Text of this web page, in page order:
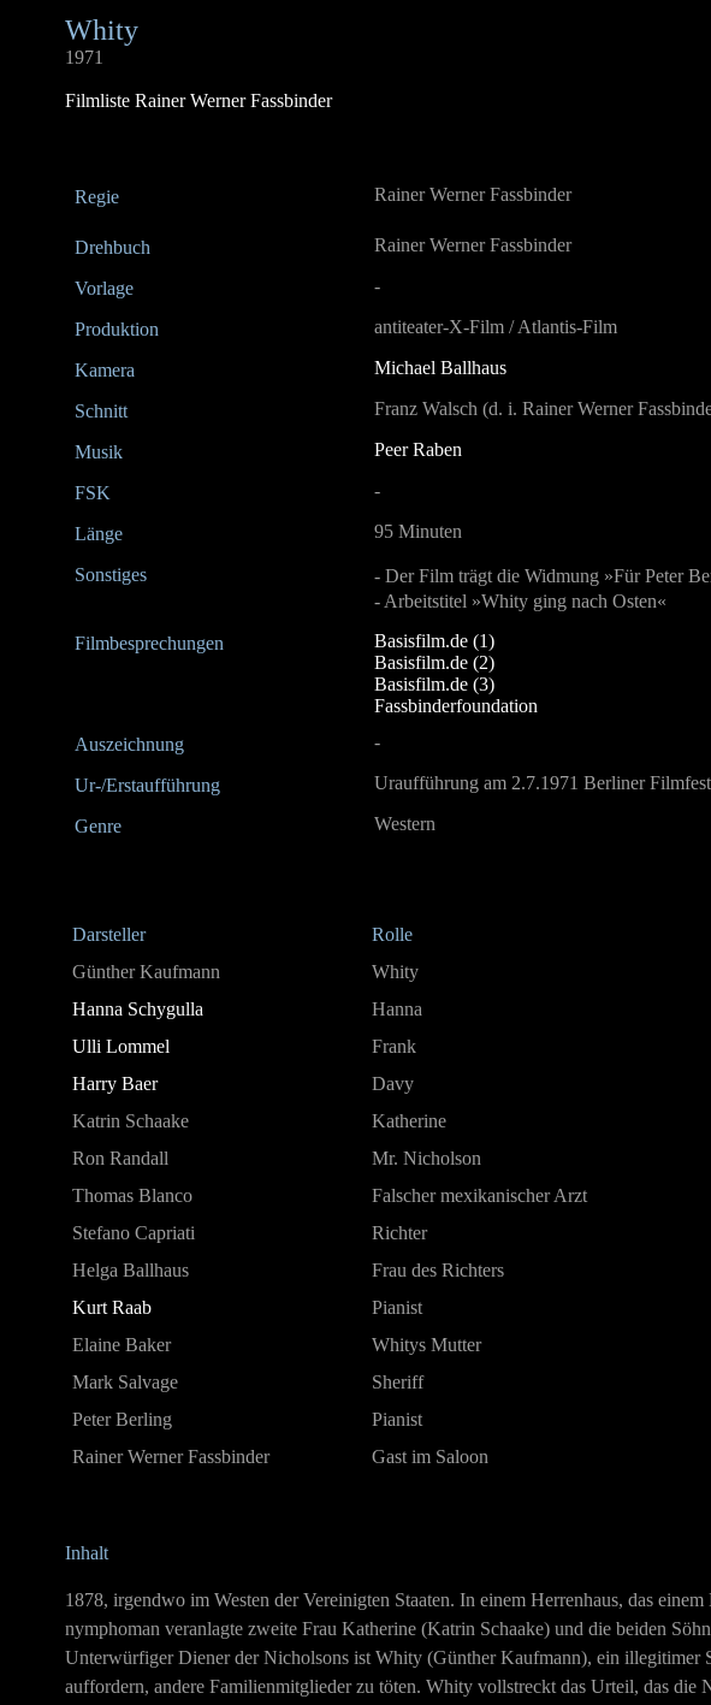
Whity
1971
Filmliste Rainer Werner Fassbinder
Regie Rainer Werner Fassbinder
Drehbuch Rainer Werner Fassbinder
Vorlage -
Produktion antiteater-X-Film / Atlantis-Film
Kamera Michael Ballhaus
Schnitt Franz Walsch (d. i. Rainer Werner
Musik Peer Raben
FSK -
Länge 95 Minuten
Sonstiges
- Der Film trägt die Widmung »Für Peter
- Arbeitstitel »Whity ging nach Osten«
Filmbesprechungen
Basisfilm.de (1)
Basisfilm.de (2)
Basisfilm.de (3)
Fassbinderfoundation
Auszeichnung
-
Ur-/Erstaufführung Uraufführung am 2.7.1971 Berliner
Genre Western
Darsteller
Rolle
Günther Kaufmann
Whity
Hanna Schygulla
Hanna
Ulli Lommel
Frank
Harry Baer
Davy
Katrin Schaake
Katherine
Ron Randall
Mr. Nicholson
Thomas Blanco
Falscher mexikanischer Arzt
Stefano Capriati
Richter
Helga Ballhaus
Frau des Richters
Kurt Raab
Pianist
Elaine Baker
Whitys Mutter
Mark Salvage
Sheriff
Peter Berling
Pianist
Rainer Werner Fassbinder
Gast im Saloon
Inhalt
1878, irgendwo im Westen der Vereinigten Staaten. In einem Herrenhaus, das
nymphoman veranlagte zweite Frau Katherine (Katrin Schaake) und die beiden
Unterwürfiger Diener der Nicholsons ist Whity (Günther Kaufmann), ein illegitimer
auffordern, andere Familienmitglieder zu töten. Whity vollstreckt das Urteil, das die